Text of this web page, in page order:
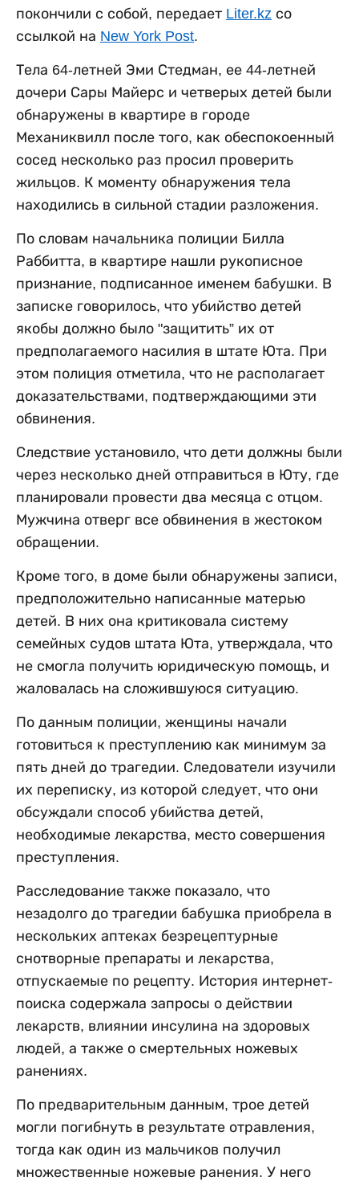
покончили с собой, передает Liter.kz со
ссылкой на New York Post.
Тела 64-летней Эми Стедман, ее 44-летней
дочери Сары Майерс и четверых детей были
обнаружены в квартире в городе
Механиквилл после того, как обеспокоенный
сосед несколько раз просил проверить
жильцов. К моменту обнаружения тела
находились в сильной стадии разложения.
По словам начальника полиции Билла
Раббитта, в квартире нашли рукописное
признание, подписанное именем бабушки. В
записке говорилось, что убийство детей
якобы должно было "защитить” их от
предполагаемого насилия в штате Юта. При
этом полиция отметила, что не располагает
доказательствами, подтверждающими эти
обвинения.
Следствие установило, что дети должны были
через несколько дней отправиться в Юту, где
планировали провести два месяца с отцом.
Мужчина отверг все обвинения в жестоком
обращении.
Кроме того, в доме были обнаружены записи,
предположительно написанные матерью
детей. В них она критиковала систему
семейных судов штата Юта, утверждала, что
не смогла получить юридическую помощь, и
жаловалась на сложившуюся ситуацию.
По данным полиции, женщины начали
готовиться к преступлению как минимум за
пять дней до трагедии. Следователи изучили
их переписку, из которой следует, что они
обсуждали способ убийства детей,
необходимые лекарства, место совершения
преступления.
Расследование также показало, что
незадолго до трагедии бабушка приобрела в
нескольких аптеках безрецептурные
снотворные препараты и лекарства,
отпускаемые по рецепту. История интернет-
поиска содержала запросы о действии
лекарств, влиянии инсулина на здоровых
людей, а также о смертельных ножевых
ранениях.
По предварительным данным, трое детей
могли погибнуть в результате отравления,
тогда как один из мальчиков получил
множественные ножевые ранения. У него